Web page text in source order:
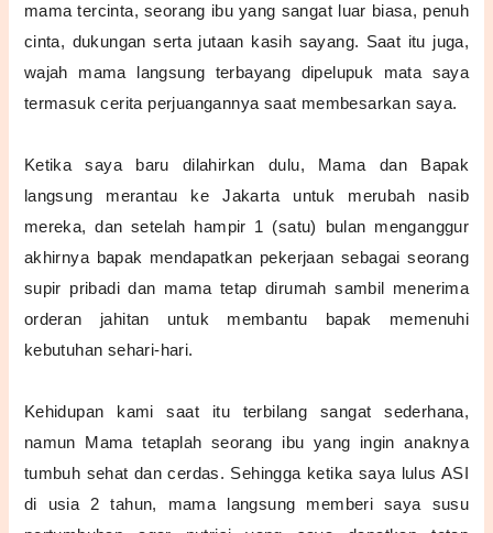
mama tercinta, seorang ibu yang sangat luar biasa, penuh
cinta, dukungan serta jutaan kasih sayang. Saat itu juga,
wajah mama langsung terbayang dipelupuk mata saya
termasuk cerita perjuangannya saat membesarkan saya.
Ketika saya baru dilahirkan dulu, Mama dan Bapak
langsung merantau ke Jakarta untuk merubah nasib
mereka, dan setelah hampir 1 (satu) bulan menganggur
akhirnya bapak mendapatkan pekerjaan sebagai seorang
supir pribadi dan mama tetap dirumah sambil menerima
orderan jahitan untuk membantu bapak memenuhi
kebutuhan sehari-hari.
Kehidupan kami saat itu terbilang sangat sederhana,
namun Mama tetaplah seorang ibu yang ingin anaknya
tumbuh sehat dan cerdas. Sehingga ketika saya lulus ASI
di usia 2 tahun, mama langsung memberi saya susu